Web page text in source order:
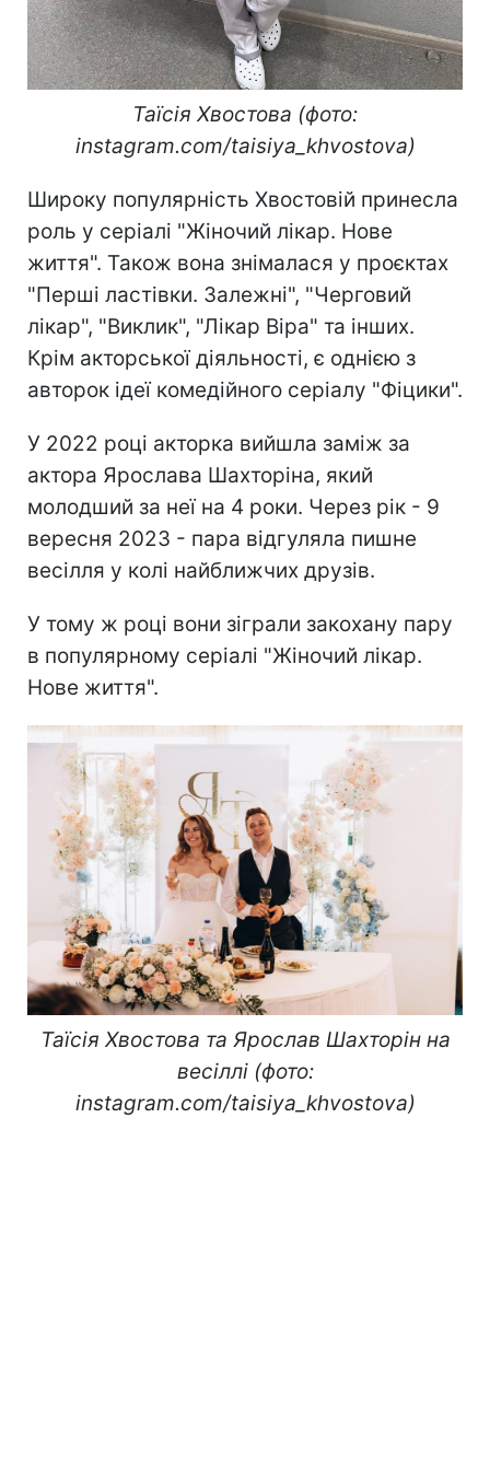
Таїсія Хвостова (фото:
instagram.com/taisiya_khvostova)
Широку популярність Хвостовій принесла
роль у серіалі "Жіночий лікар. Нове
життя". Також вона знімалася у проєктах
"Перші ластівки. Залежні", "Черговий
лікар", "Виклик", "Лікар Віра" та інших.
Крім акторської діяльності, є однією з
авторок ідеї комедійного серіалу "Фіцики".
У 2022 році акторка вийшла заміж за
актора Ярослава Шахторіна, який
молодший за неї на 4 роки. Через рік - 9
вересня 2023 - пара відгуляла пишне
весілля у колі найближчих друзів.
У тому ж році вони зіграли закохану пару
в популярному серіалі "Жіночий лікар.
Нове життя".
Таїсія Хвостова та Ярослав Шахторін на
весіллі (фото:
instagram.com/taisiya_khvostova)